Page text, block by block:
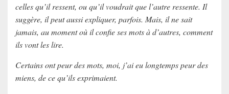
celles qu’il ressent, ou qu’il voudrait que l’autre ressente. Il
suggère, il peut aussi expliquer, parfois. Mais, il ne sait
jamais, au moment où il confie ses mots à d’autres, comment
ils vont les lire.
Certains ont peur des mots, moi, j’ai eu longtemps peur des
miens, de ce qu’ils exprimaient.